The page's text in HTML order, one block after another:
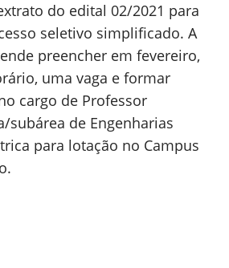
do edital 02/2021 para
seletivo simplificado. A
preencher em fevereiro,
uma vaga e formar
cargo de Professor
subárea de Engenharias
para lotação no Campus